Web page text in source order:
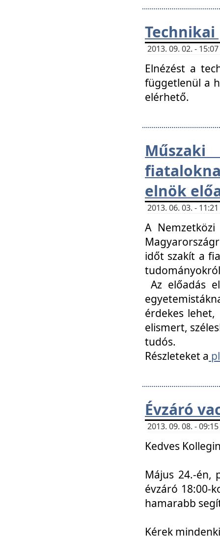
2013. 09. 02. -
Elnézést a
függetlenül a
elérhető.
elnök
2013. 06. 03. -
A
időt szakít a
Az előadás
érdekes lehet,
elismert,
tudós.
Részleteket a
Évzáró
2013. 09. 08. -
Kedves
Május 24.-én,
évzáró 18:00-
hamarabb
Kérek